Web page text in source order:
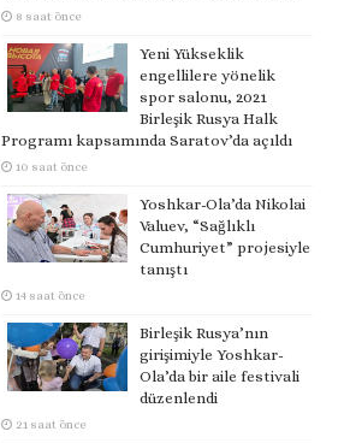
8 saat önce
Yeni Yükseklik
engellilere yönelik
spor salonu, 2021
Birleşik Rusya Halk
Programı kapsamında Saratov’da açıldı
10 saat önce
Yoshkar-Ola’da Nikolai
Valuev, “Sağlıklı
Cumhuriyet” projesiyle
tanıştı
14 saat önce
Birleşik Rusya’nın
girişimiyle Yoshkar-
Ola’da bir aile festivali
düzenlendi
21 saat önce